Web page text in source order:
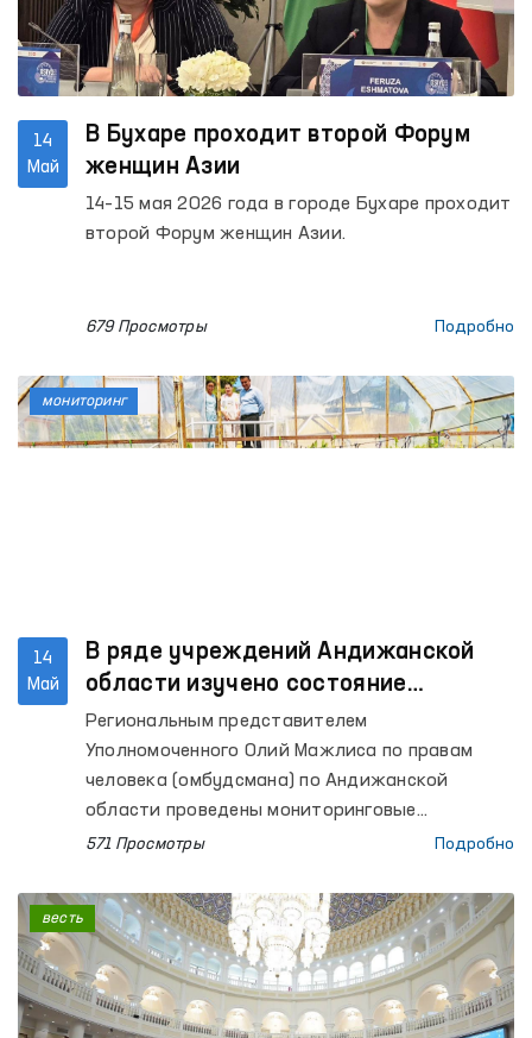
14
Май
В Бухаре проходит второй Форум
женщин Азии
14–15 мая 2026 года в городе Бухаре проходит
второй Форум женщин Азии.
679 Просмотры Подробно
14
Май
В ряде учреждений Андижанской
области изучено состояние
соблюдения прав человека
Региональным представителем
Уполномоченного Олий Мажлиса по правам
человека (омбудсмана) по Андижанской
области проведены мониторинговые
посещения в изоляторы временного
Избасканского районов, а также города
Андижана; следственный изолятор № 3;
межрайонный пункт оказания медицинской
помощи лицам, находящимся в состоянии
опьянения Кургантепинского района; детский
571 Просмотры Подробно
мониторинг
весть